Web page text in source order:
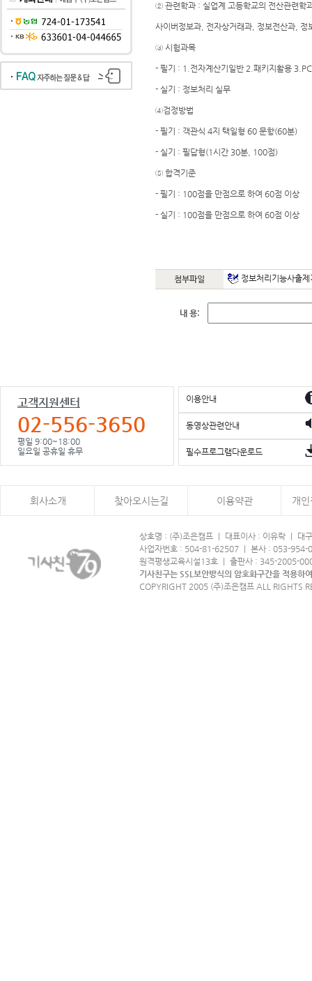
② 관련학과 : 실업계 고등학교의 전산관련학
사이버정보과, 전자상거래과, 정보전산과,
③ 시험과목
- 필기 : 1.전자계산기일반 2.패키지활용
- 실기 : 정보처리 실무
④검정방법
- 필기 : 객관식 4지 택일형 60 문항(60분)
- 실기 : 필답형(1시간 30분, 100점)
⑤ 합격기준
- 필기 : 100점을 만점으로 하여 60점 이상
- 실기 : 100점을 만점으로 하여 60점 이상
첨부파일 정보처리기능사출
내 용:
고객지원센터
02-556-3650
평일 9:00~18:00
일요일 공휴일 휴무
이용안내
동영상관련안내
필수프로그램다운로드
회사소개 찾아오시는길 이용약관 개
상호명 : (주)조은캠프 ㅣ 대표이사 : 이유락 ㅣ 대
사업자번호 : 504-81-62507 ㅣ 본사 : 053-
원격평생교육시설13호 ㅣ 출판사 : 345-2005-
기사친구는 SSL보안방식의 암호화구간을 적용하
COPYRIGHT 2005 (주)조은캠프 ALL RIGHTS